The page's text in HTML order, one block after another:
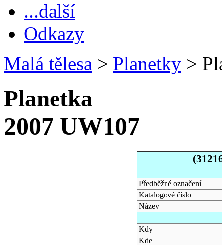
...další
Odkazy
Malá tělesa > Planetky >
Planetka
2007 UW107
Předběžné označení
Katalogové číslo
Název
Kdy
Kde